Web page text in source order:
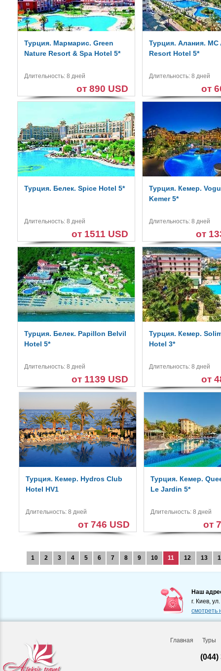
Турция. Мармарис. Green
Nature Resort & Spa Hotel 5*
Длительность: 8 дней
от 890 USD
Турция. Алания. MC
Resort Hotel 5*
Длительность: 8 дней
от
Турция. Белек. Spice Hotel 5*
Длительность: 8 дней
от 1511 USD
Турция. Кемер.
Kemer 5*
Длительность: 8 дней
от
Турция. Белек. Papillon Belvil
Hotel 5*
Длительность: 8 дней
от 1139 USD
Турция. Кемер.
Hotel 3*
Длительность: 8 дней
от
Турция. Кемер. Hydros Club
Hotel HV1
Длительность: 8 дней
от 746 USD
Турция. Кемер.
Le Jardin 5*
Длительность: 8 дней
от
1 2 3 4 5 6 7 8 9 10 11 12 13
Наш
г. Киев,
смотреть
Главная Туры
(044)